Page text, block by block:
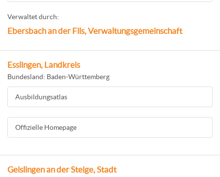
Verwaltet durch:
Ebersbach an der Fils, Verwaltungsgemeinschaft
Esslingen, Landkreis
Bundesland: Baden-Württemberg
Ausbildungsatlas
Offizielle Homepage
Geislingen an der Steige, Stadt